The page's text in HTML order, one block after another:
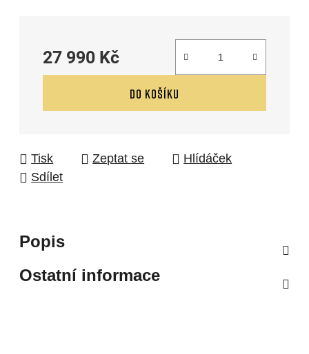
27 990 Kč
Měrná cena:
DO KOŠÍKU
Tisk Zeptat se
Hlídáček
Sdílet
Popis
Ostatní informace